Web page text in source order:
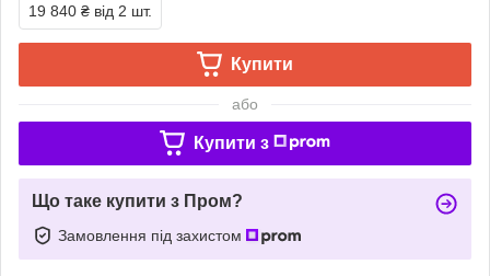
19 840 ₴ від 2 шт.
Купити
або
Купити з
Що таке купити з Пром?
Замовлення під захистом